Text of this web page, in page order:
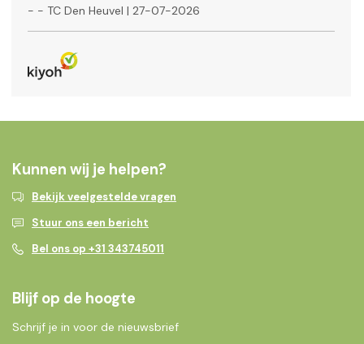
- - TC Den Heuvel | 27-07-2026
Kunnen wij je helpen?
Bekijk veelgestelde vragen
Stuur ons een bericht
Bel ons op +31 343745011
Blijf op de hoogte
Schrijf je in voor de nieuwsbrief